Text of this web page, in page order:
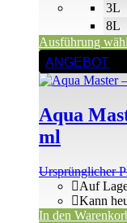
3L
8L
Ausführung
ANGEBOT
Aqua
ml
Ursprünglicher
Auf
Kann
In den